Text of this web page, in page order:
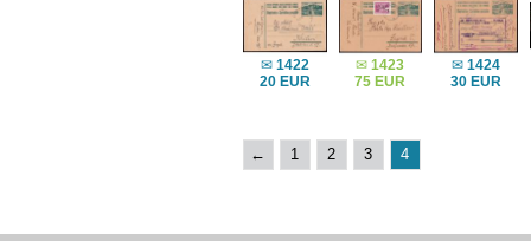
✉ 1422
20 EUR
✉1423
75 EUR
✉ 1424
30 EUR
← 1 2 3 4